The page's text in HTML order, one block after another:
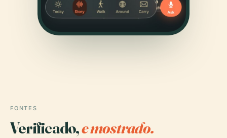
FONTES
Verificado,e mostrado.